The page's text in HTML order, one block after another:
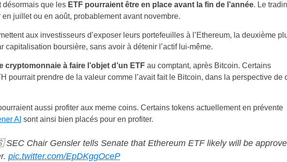
désormais que les ETF pourraient être en place avant la fin de l’année. Le
juillet ou en août, probablement avant novembre.
aux investisseurs d’exposer leurs portefeuilles à l’Ethereum, la deuxième
capitalisation boursière, sans avoir à détenir l’actif lui-même.
cryptomonnaie à faire l’objet d’un ETFau comptant, après Bitcoin. Certains
pourrait prendre de la valeur comme l’avait fait le Bitcoin, dans la perspective de
aussi profiter aux meme coins. Certains tokens actuellement en prévente
AI sont ainsi bien placés pour en profiter.
Chair Gensler tells Senate that Ethereum ETF likely will be
pic.twitter.com/EpDKggOceP